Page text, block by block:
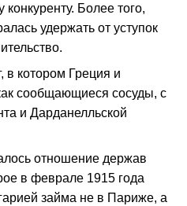
Более того,
удержать от уступок
в котором Греция и
сообщающиеся сосуды, с
и Дарданелльской
отношение дер­жав
в феврале 1915 года
займа не в Париже, а